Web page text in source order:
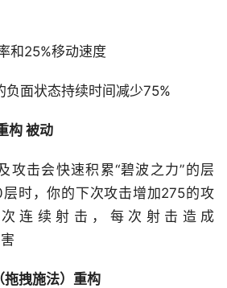
和25%移动速度
负面状态持续时间减少75%
构 被动
攻击会快速积累“碧波之力”的层
时，你的下次攻击增加275的攻
连续射击，每次射击造成
拖拽施法）重构